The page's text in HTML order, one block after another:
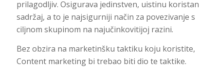
prilagodljiv. Osigurava jedinstven, uistinu koristan
sadržaj, a to je najsigurniji način za povezivanje s
ciljnom skupinom na najučinkovitijoj razini.
Bez obzira na marketinšku taktiku koju koristite,
Content marketing bi trebao biti dio te taktike.